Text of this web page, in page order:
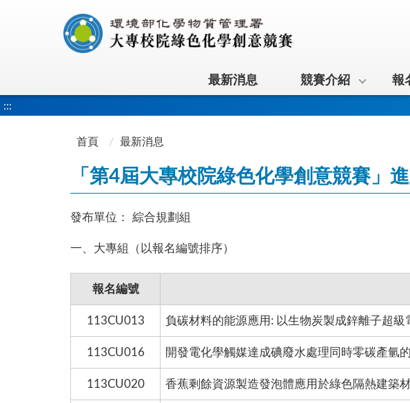
最新消息 競賽介紹 報
:::
首頁 最新消息
「第4屆大專校院綠色化學創意競賽」
發布單位： 綜合規劃組
一、大專組（以報名編號排序）
報名編號
113CU013 負碳材料的能源應用: 以生物炭製成鋅離子超級
113CU016 開發電化學觸媒達成碘廢水處理同時零碳產氫
113CU020 香蕉剩餘資源製造發泡體應用於綠色隔熱建築